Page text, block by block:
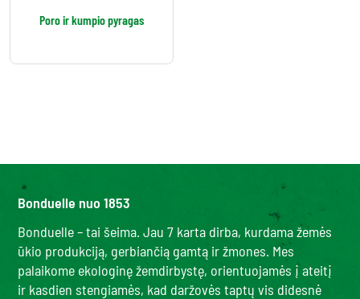
Poro ir kumpio pyragas
Bonduelle nuo 1853
Bonduelle – tai šeima. Jau 7 karta dirba, kurdama žemės
ūkio produkciją, gerbiančią gamtą ir žmones. Mes
palaikome ekologinę žemdirbystę, orientuojamės į ateitį
ir kasdien stengiamės, kad daržovės taptų vis didesnė